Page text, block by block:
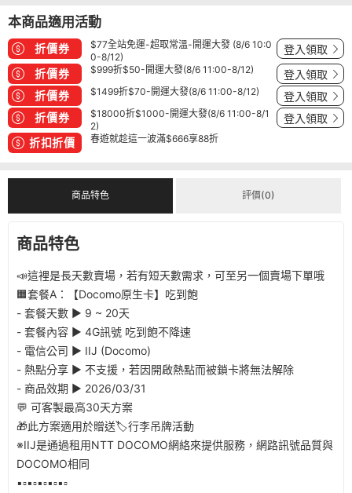
本商品適用活動
折價券
$77全站免運-超取常溫-開運大發 (8/6 10:0
0-8/12)
登入領取
折價券 $999折$50-開運大發(8/6 11:00-8/12) 登入領取
折價券 $1499折$70-開運大發(8/6 11:00-8/12) 登入領取
折價券
$18000折$1000-開運大發(8/6 11:00-8/1
2)
登入領取
折扣折價 春遊就趁這一波滿$666享88折
商品特色 評價(0)
商品特色
📣這裡是長天數賣場，若有短天數需求，可至另一個賣場下單哦
🟧套餐A：【Docomo原生卡】吃到飽
- 套餐天數 ▶︎ 9 ~ 20天
- 套餐內容 ▶︎ 4G訊號 吃到飽不降速
- 電信公司 ▶︎ IIJ (Docomo)
- 熱點分享 ▶︎ 不支援，若因開啟熱點而被鎖卡將無法解除
- 商品效期 ▶︎ 2026/03/31
💬 可客製最高30天方案
🎁此方案適用於贈送🏷️行李吊牌活動
※IIJ是通過租用NTT DOCOMO網絡來提供服務，網路訊號品質與
DOCOMO相同
▪️▫️▪️▫️▪️▫️▪️▫️▪️▫️